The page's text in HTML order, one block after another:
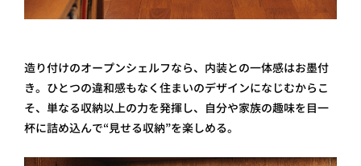
造り付けのオープンシェルフなら、内装との一体感はお墨付
き。ひとつの違和感もなく住まいのデザインになじむからこ
そ、単なる収納以上の力を発揮し、自分や家族の趣味を目一
杯に詰め込んで“見せる収納”を楽しめる。